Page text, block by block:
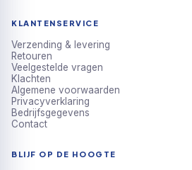
KLANTENSERVICE
Verzending & levering
Retouren
Veelgestelde vragen
Klachten
Algemene voorwaarden
Privacyverklaring
Bedrijfsgegevens
Contact
BLIJF OP DE HOOGTE